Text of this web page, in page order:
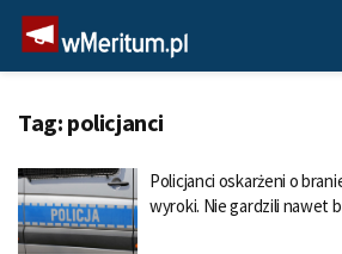
Tag: policjanci
Policjanci oskarżeni o
wyroki. Nie gardzili nawet